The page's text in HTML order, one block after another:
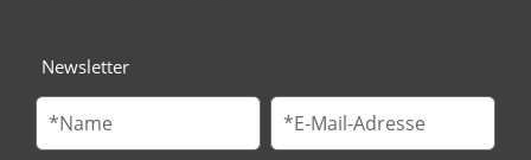
Newsletter